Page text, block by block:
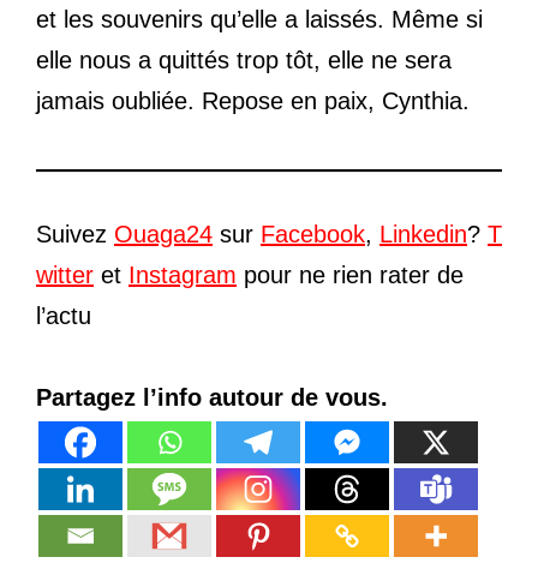
et les souvenirs qu’elle a laissés. Même si
elle nous a quittés trop tôt, elle ne sera
jamais oubliée. Repose en paix, Cynthia.
Suivez Ouaga24 sur Facebook, Linkedin? T
witter et Instagram pour ne rien rater de
l’actu
Partagez l’info autour de vous.